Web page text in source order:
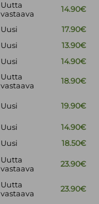
Uutta
vastaava
14.90€
Uusi
17.90€
Uusi
13.90€
Uusi 14.90€
Uutta
vastaava
18.90€
Uusi 19.90€
Uusi
14.90€
Uusi
18.50€
Uutta
vastaava
23.90€
Uutta
vastaava
23.90€